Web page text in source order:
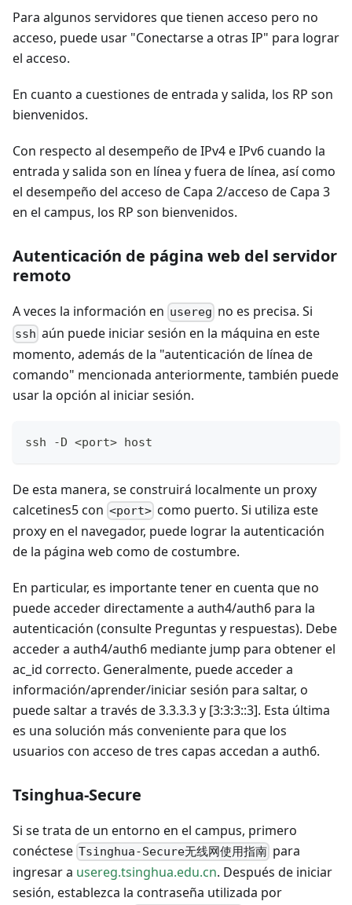
Para algunos servidores que tienen acceso pero no
acceso, puede usar "Conectarse a otras IP" para lograr
el acceso.
En cuanto a cuestiones de entrada y salida, los RP son
bienvenidos.
Con respecto al desempeño de IPv4 e IPv6 cuando la
entrada y salida son en línea y fuera de línea, así como
el desempeño del acceso de Capa 2/acceso de Capa 3
en el campus, los RP son bienvenidos.
Autenticación de página web del servidor
remoto
A veces la información en usereg no es precisa. Si
ssh aún puede iniciar sesión en la máquina en este
momento, además de la "autenticación de línea de
comando" mencionada anteriormente, también puede
usar la opción al iniciar sesión.
ssh -D <port> host
De esta manera, se construirá localmente un proxy
calcetines5 con <port> como puerto. Si utiliza este
proxy en el navegador, puede lograr la autenticación
de la página web como de costumbre.
En particular, es importante tener en cuenta que no
puede acceder directamente a auth4/auth6 para la
autenticación (consulte Preguntas y respuestas). Debe
acceder a auth4/auth6 mediante jump para obtener el
ac_id correcto. Generalmente, puede acceder a
información/aprender/iniciar sesión para saltar, o
puede saltar a través de 3.3.3.3 y [3:3:3::3]. Esta última
es una solución más conveniente para que los
usuarios con acceso de tres capas accedan a auth6.
Tsinghua-Secure
Si se trata de un entorno en el campus, primero
conéctese Tsinghua-Secure无线网使用指南 para
ingresar a usereg.tsinghua.edu.cn. Después de iniciar
sesión, establezca la contraseña utilizada por